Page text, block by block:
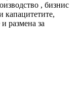
, бизнис
капацитетите,
размена за